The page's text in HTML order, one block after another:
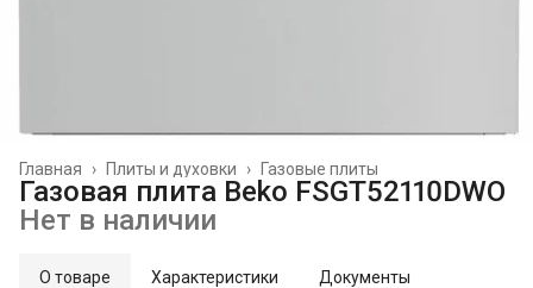
Газовые плиты
Плиты и духовки ›
Главная ›
Газовая плита Beko FSGT52110DWO
Нет в наличии
О товаре Характеристики Документы